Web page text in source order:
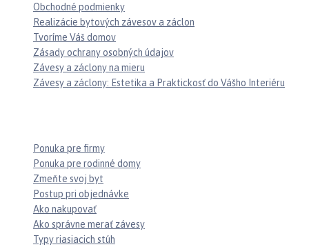
Obchodné podmienky
Realizácie bytových závesov a záclon
Tvoríme Váš domov
Zásady ochrany osobných údajov
Závesy a záclony na mieru
Závesy a záclony: Estetika a Praktickosť do Vášho Interiéru
Ponuka pre firmy
Ponuka pre rodinné domy
Zmeňte svoj byt
Postup pri objednávke
Ako nakupovať
Ako správne merať závesy
Typy riasiacich stúh